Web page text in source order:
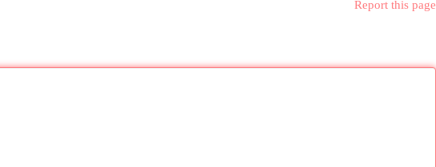
Report this page